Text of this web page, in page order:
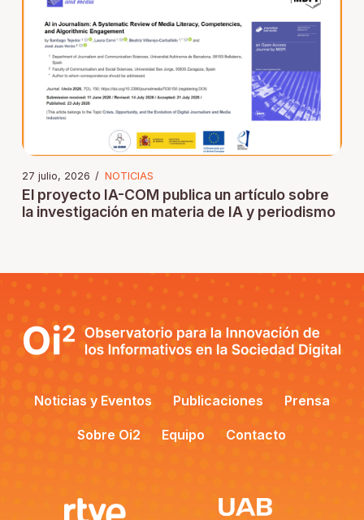
27 julio, 2026 / NOTICIAS
El proyecto IA-COM publica un artículo sobre
la investigación en materia de IA y periodismo
Noticias y Eventos Publicaciones Prensa
Sobre Oi2 Equipo Contacto